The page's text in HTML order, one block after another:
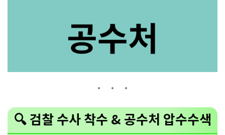
🔍 검찰 수사 착수 & 공수처 압수수색